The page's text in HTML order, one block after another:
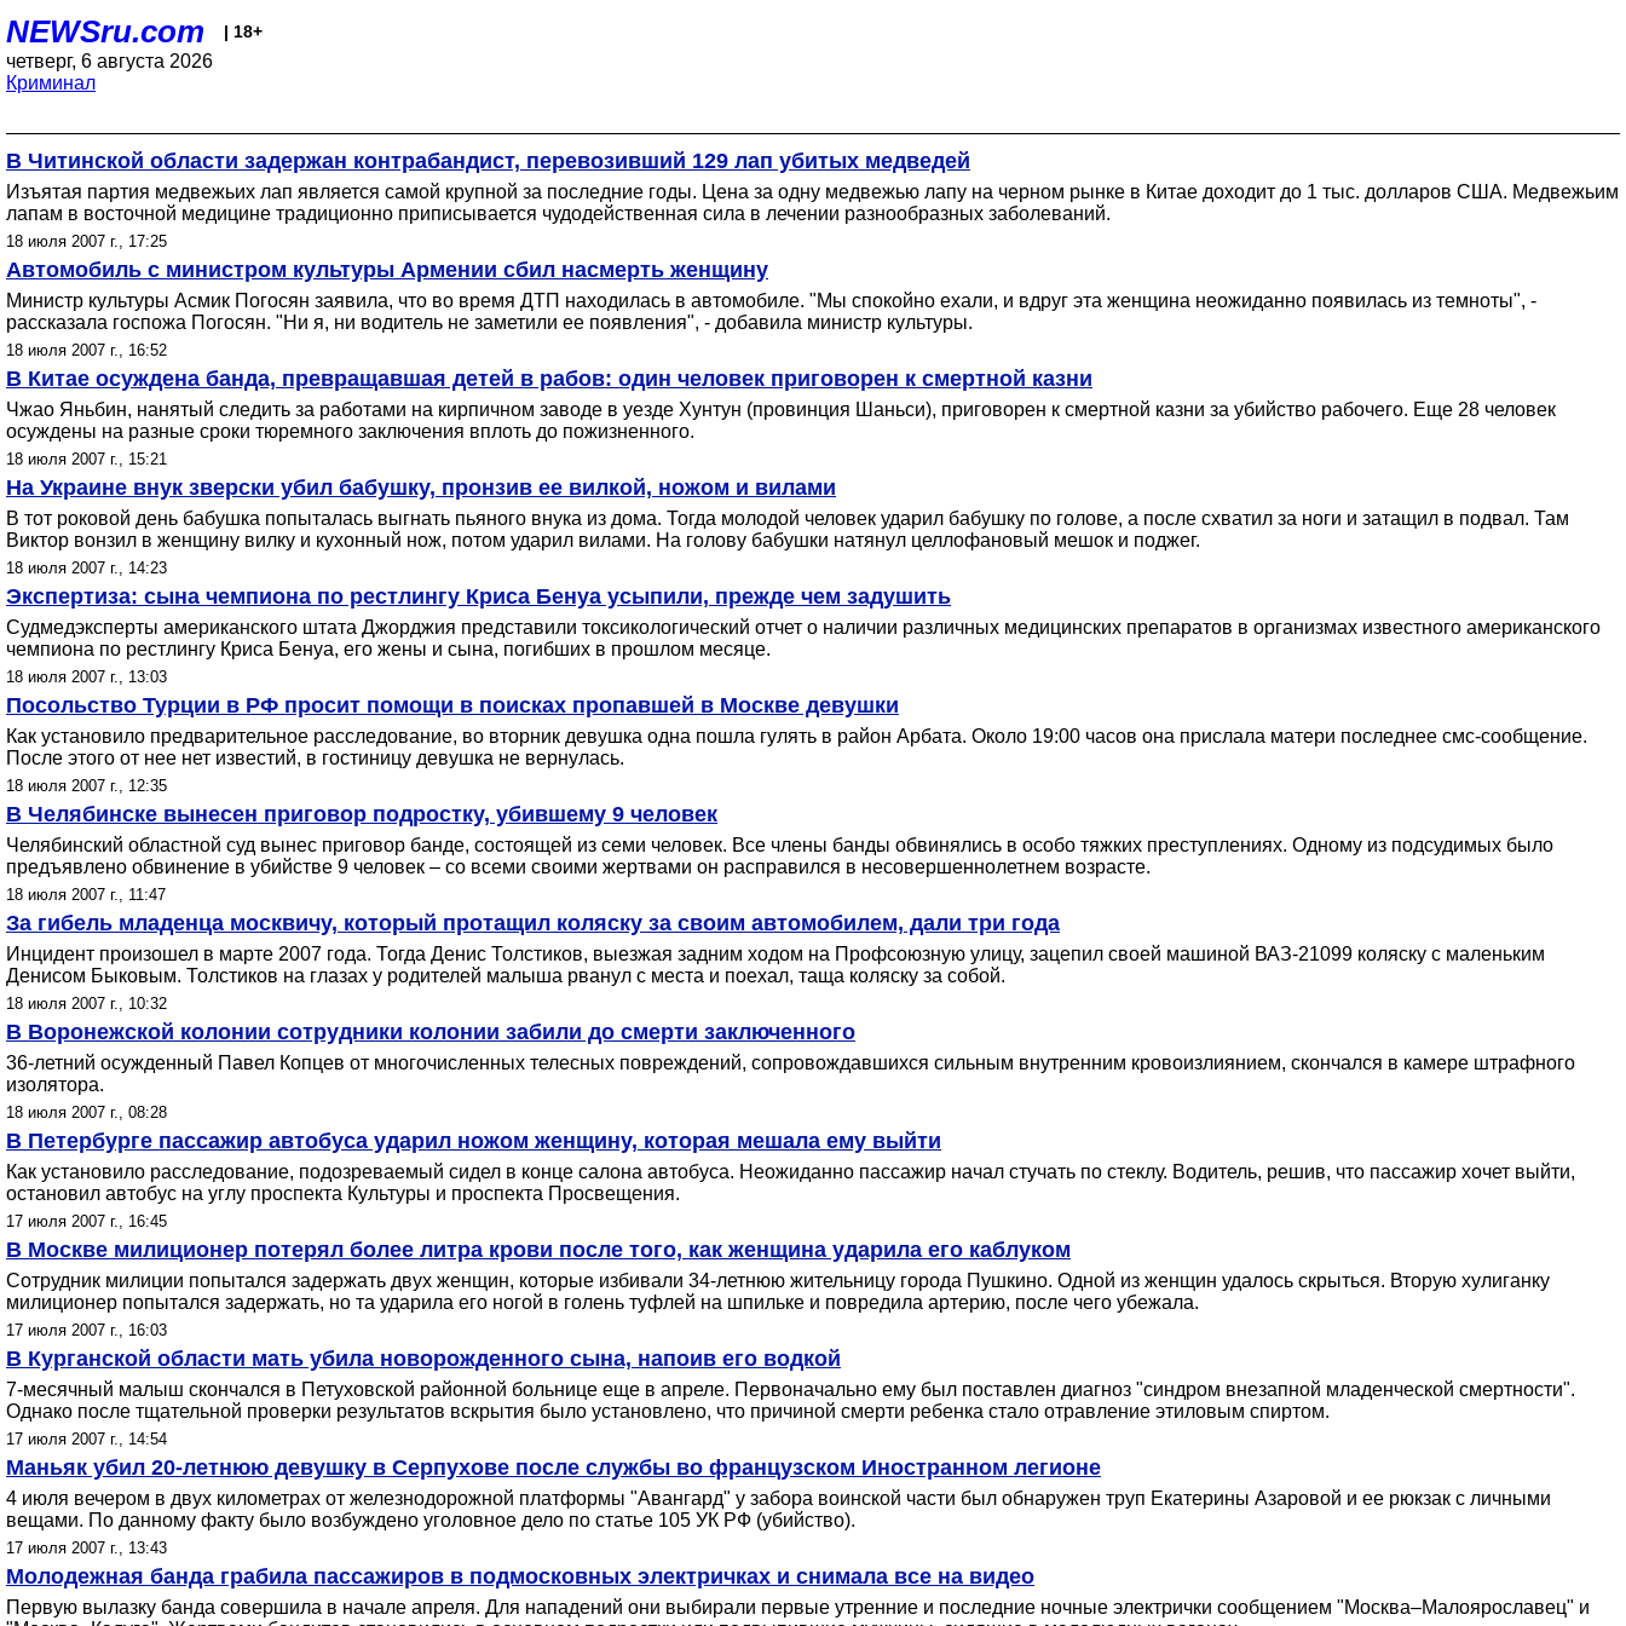
NEWSru.com | 18+
четверг, 6 августа 2026
Криминал
В Читинской области задержан контрабандист, перевозивший 129 лап убитых медведей
Изъятая партия медвежьих лап является самой крупной за последние годы. Цена за одну медвежью лапу на черном рынке в Китае доходит до 1 тыс. долларов США. Медвежьим
лапам в восточной медицине традиционно приписывается чудодейственная сила в лечении разнообразных заболеваний.
18 июля 2007 г., 17:25
Автомобиль с министром культуры Армении сбил насмерть женщину
Министр культуры Асмик Погосян заявила, что во время ДТП находилась в автомобиле. "Мы спокойно ехали, и вдруг эта женщина неожиданно появилась из темноты", -
рассказала госпожа Погосян. "Ни я, ни водитель не заметили ее появления", - добавила министр культуры.
18 июля 2007 г., 16:52
В Китае осуждена банда, превращавшая детей в рабов: один человек приговорен к смертной казни
Чжао Яньбин, нанятый следить за работами на кирпичном заводе в уезде Хунтун (провинция Шаньси), приговорен к смертной казни за убийство рабочего. Еще 28 человек
осуждены на разные сроки тюремного заключения вплоть до пожизненного.
18 июля 2007 г., 15:21
На Украине внук зверски убил бабушку, пронзив ее вилкой, ножом и вилами
В тот роковой день бабушка попыталась выгнать пьяного внука из дома. Тогда молодой человек ударил бабушку по голове, а после схватил за ноги и затащил в подвал. Там
Виктор вонзил в женщину вилку и кухонный нож, потом ударил вилами. На голову бабушки натянул целлофановый мешок и поджег.
18 июля 2007 г., 14:23
Экспертиза: сына чемпиона по рестлингу Криса Бенуа усыпили, прежде чем задушить
Судмедэксперты американского штата Джорджия представили токсикологический отчет о наличии различных медицинских препаратов в организмах известного американского
чемпиона по рестлингу Криса Бенуа, его жены и сына, погибших в прошлом месяце.
18 июля 2007 г., 13:03
Посольство Турции в РФ просит помощи в поисках пропавшей в Москве девушки
Как установило предварительное расследование, во вторник девушка одна пошла гулять в район Арбата. Около 19:00 часов она прислала матери последнее смс-сообщение.
После этого от нее нет известий, в гостиницу девушка не вернулась.
18 июля 2007 г., 12:35
В Челябинске вынесен приговор подростку, убившему 9 человек
Челябинский областной суд вынес приговор банде, состоящей из семи человек. Все члены банды обвинялись в особо тяжких преступлениях. Одному из подсудимых было
предъявлено обвинение в убийстве 9 человек – со всеми своими жертвами он расправился в несовершеннолетнем возрасте.
18 июля 2007 г., 11:47
За гибель младенца москвичу, который протащил коляску за своим автомобилем, дали три года
Инцидент произошел в марте 2007 года. Тогда Денис Толстиков, выезжая задним ходом на Профсоюзную улицу, зацепил своей машиной ВАЗ-21099 коляску с маленьким
Денисом Быковым. Толстиков на глазах у родителей малыша рванул с места и поехал, таща коляску за собой.
18 июля 2007 г., 10:32
В Воронежской колонии сотрудники колонии забили до смерти заключенного
36-летний осужденный Павел Копцев от многочисленных телесных повреждений, сопровождавшихся сильным внутренним кровоизлиянием, скончался в камере штрафного
изолятора.
18 июля 2007 г., 08:28
В Петербурге пассажир автобуса ударил ножом женщину, которая мешала ему выйти
Как установило расследование, подозреваемый сидел в конце салона автобуса. Неожиданно пассажир начал стучать по стеклу. Водитель, решив, что пассажир хочет выйти,
остановил автобус на углу проспекта Культуры и проспекта Просвещения.
17 июля 2007 г., 16:45
В Москве милиционер потерял более литра крови после того, как женщина ударила его каблуком
Сотрудник милиции попытался задержать двух женщин, которые избивали 34-летнюю жительницу города Пушкино. Одной из женщин удалось скрыться. Вторую хулиганку
милиционер попытался задержать, но та ударила его ногой в голень туфлей на шпильке и повредила артерию, после чего убежала.
17 июля 2007 г., 16:03
В Курганской области мать убила новорожденного сына, напоив его водкой
7-месячный малыш скончался в Петуховской районной больнице еще в апреле. Первоначально ему был поставлен диагноз "синдром внезапной младенческой смертности".
Однако после тщательной проверки результатов вскрытия было установлено, что причиной смерти ребенка стало отравление этиловым спиртом.
17 июля 2007 г., 14:54
Маньяк убил 20-летнюю девушку в Серпухове после службы во французском Иностранном легионе
4 июля вечером в двух километрах от железнодорожной платформы "Авангард" у забора воинской части был обнаружен труп Екатерины Азаровой и ее рюкзак с личными
вещами. По данному факту было возбуждено уголовное дело по статье 105 УК РФ (убийство).
17 июля 2007 г., 13:43
Молодежная банда грабила пассажиров в подмосковных электричках и снимала все на видео
Первую вылазку банда совершила в начале апреля. Для нападений они выбирали первые утренние и последние ночные электрички сообщением "Москва–Малоярославец" и